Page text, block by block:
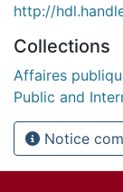
http://
Collections
Affaires
Public and
Notice